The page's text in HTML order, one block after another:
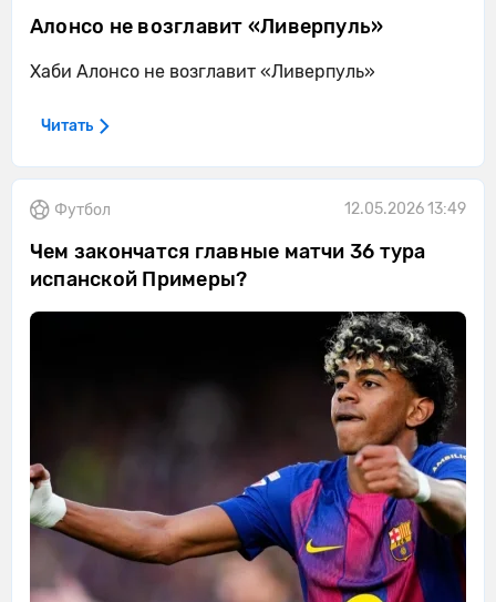
Алонсо не возглавит «Ливерпуль»
Хаби Алонсо не возглавит «Ливерпуль»
Читать
Футбол 12.05.2026 13:49
Чем закончатся главные матчи 36 тура
испанской Примеры?